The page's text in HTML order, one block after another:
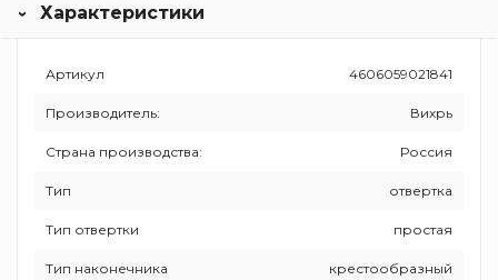
Характеристики
Артикул 4606059021841
Производитель: Вихрь
Страна производства: Россия
Тип отвертка
Тип отвертки простая
Тип наконечника крестообразный